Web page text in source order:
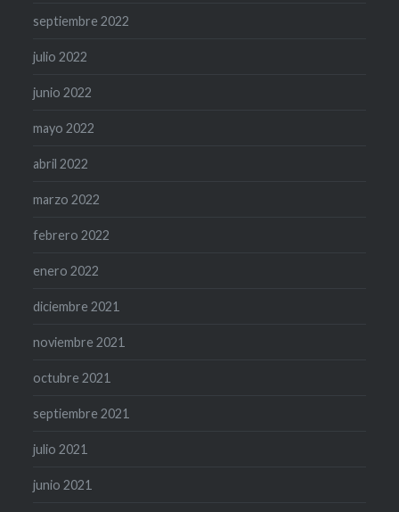
septiembre 2022
julio 2022
junio 2022
mayo 2022
abril 2022
marzo 2022
febrero 2022
enero 2022
diciembre 2021
noviembre 2021
octubre 2021
septiembre 2021
julio 2021
junio 2021